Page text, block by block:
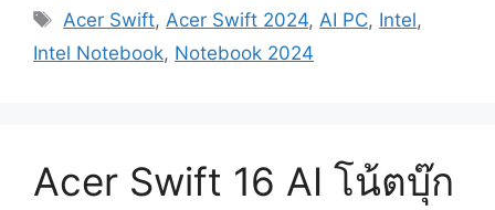
Tags
Acer Swift,Acer Swift 2024,AI PC, Intel,
Intel Notebook, Notebook 2024
Acer Swift 16 AI โน้ตบุ๊ก